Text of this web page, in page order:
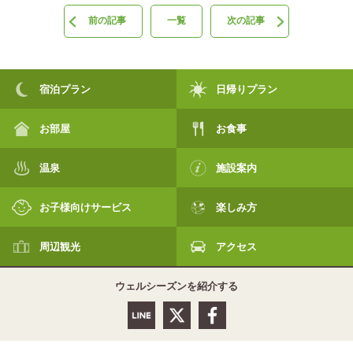
前の記事 一覧 次の記事
宿泊プラン 日帰りプラン
お部屋 お食事
温泉 施設案内
お子様向けサービス 楽しみ方
周辺観光 アクセス
ウェルシーズンを紹介する